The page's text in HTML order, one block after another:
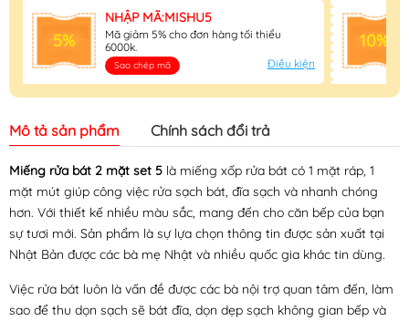
5%
NHẬP MÃ:MISHU5
Mã giảm 5% cho đơn hàng tối thiểu
6000k.
Sao chép mã Điều kiện
10%
Mô tả sản phẩm Chính sách đổi trả
Miếng rửa bát 2 mặt set 5 là miếng xốp rửa bát có 1 mặt ráp, 1
mặt mút giúp công việc rửa sạch bát, đĩa sạch và nhanh chóng
hơn. Với thiết kế nhiều màu sắc, mang đến cho căn bếp của bạn
sự tươi mới. Sản phẩm là sự lựa chọn thông tin được sản xuất tại
Nhật Bản được các bà mẹ Nhật và nhiều quốc gia khác tin dùng.
Việc rửa bát luôn là vấn đề được các bà nội trợ quan tâm đến, làm
sao để thu dọn sạch sẽ bát đĩa, dọn dẹp sạch không gian bếp và